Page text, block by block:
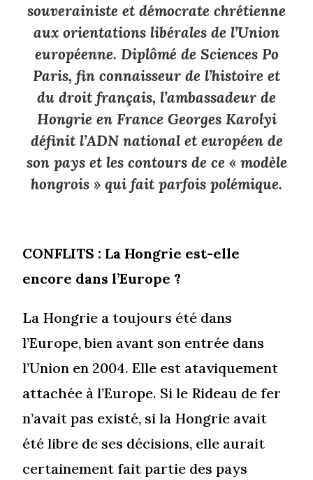
souverainiste et démocrate chrétienne
aux orientations libérales de l’Union
européenne. Diplômé de Sciences Po
Paris, fin connaisseur de l’histoire et
du droit français, l’ambassadeur de
Hongrie en France Georges Karolyi
définit l’ADN national et européen de
son pays et les contours de ce « modèle
hongrois » qui fait parfois polémique.
CONFLITS : La Hongrie est-elle
encore dans l’Europe ?
La Hongrie a toujours été dans
l’Europe, bien avant son entrée dans
l’Union en 2004. Elle est ataviquement
attachée à l’Europe. Si le Rideau de fer
n’avait pas existé, si la Hongrie avait
été libre de ses décisions, elle aurait
certainement fait partie des pays